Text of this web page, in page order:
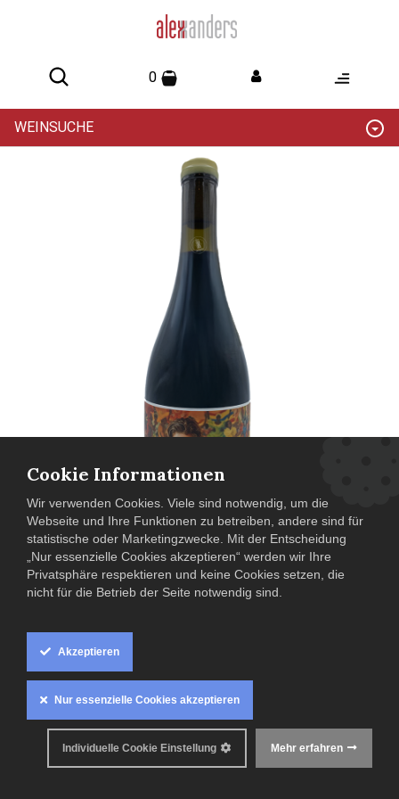
0
WEINSUCHE
2022 Tinto de la Casa Malbec / Matias
Riccitelli
Malbec,2022
27,50€
0.75 L (36,70€ / 1 L )
Inkl. MwSt. zzgl.Versandkosten
Anzahl
Cookie Informationen
Wir verwenden Cookies. Viele sind notwendig, um die
Webseite und Ihre Funktionen zu betreiben, andere sind für
statistische oder Marketingzwecke. Mit der Entscheidung
„Nur essenzielle Cookies akzeptieren“ werden wir Ihre
Privatsphäre respektieren und keine Cookies setzen, die
nicht für die Betrieb der Seite notwendig sind.
Akzeptieren
Nur essenzielle Cookies akzeptieren
Mehr erfahren
Individuelle Cookie Einstellung